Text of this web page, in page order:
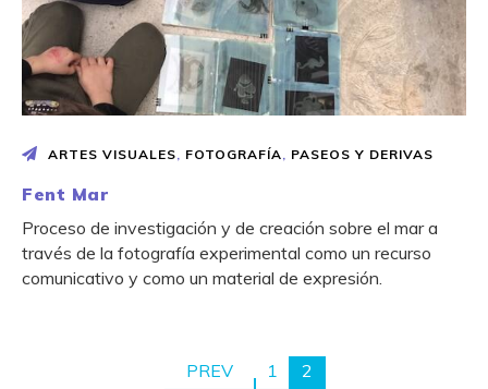
ARTES VISUALES FOTOGRAFÍA PASEOS Y DERIVAS
Fent Mar
Proceso de investigación y de creación sobre el mar a
través de la fotografía experimental como un recurso
comunicativo y como un material de expresión.
PREV 1 2